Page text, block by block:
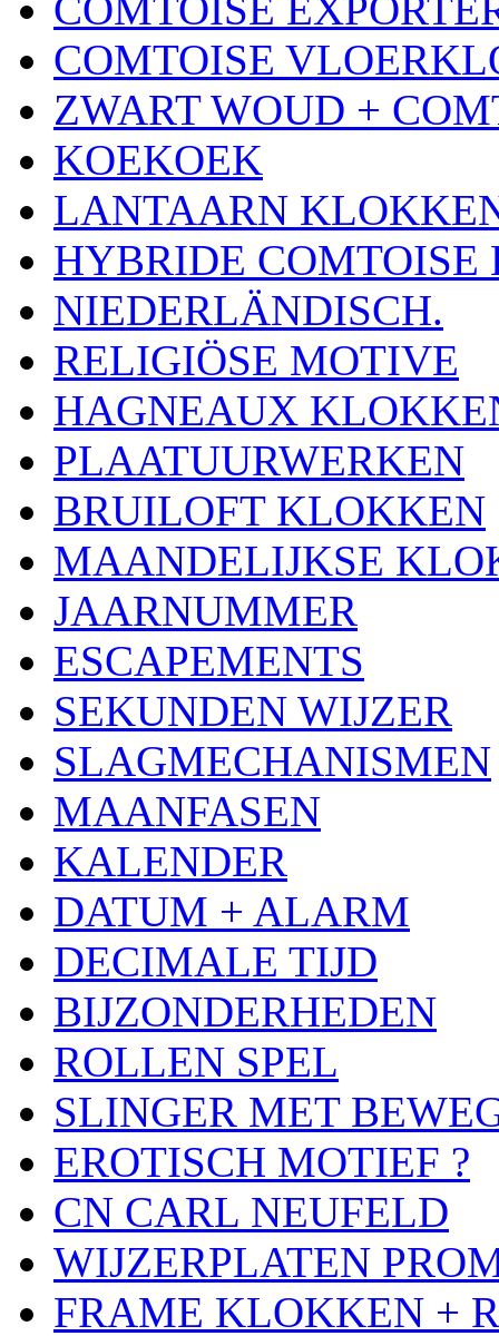
COMTOISE
ZWART WOUD +
KOEKOEK
LANTAARN
HYBRIDE
NIEDERLÄNDISCH.
RELIGIÖSE MOTIVE
HAGNEAUX
PLAATUURWERKEN
BRUILOFT KLOKKEN
MAANDELIJKSE
JAARNUMMER
ESCAPEMENTS
SEKUNDEN WIJZER
SLAGMECHANISMEN
MAANFASEN
KALENDER
DATUM + ALARM
DECIMALE TIJD
BIJZONDERHEDEN
ROLLEN SPEL
SLINGER MET
EROTISCH MOTIEF ?
CN CARL NEUFELD
WIJZERPLATEN
FRAME KLOKKEN +